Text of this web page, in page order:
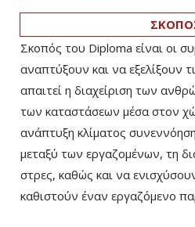
Σκοπός του Diploma είναι οι
αναπτύξουν και να εξελίξουν
απαιτεί η διαχείριση των
των καταστάσεων μέσα στον
ανάπτυξη κλίματος
μεταξύ των εργαζομένων, τη
στρες, καθώς και να
καθιστούν έναν εργαζόμενο